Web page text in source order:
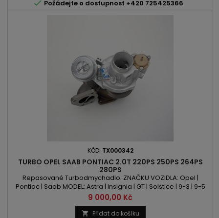
 Požádejte o dostupnost +420 725425366
KÓD: TX000342
TURBO OPEL SAAB PONTIAC 2.0T 220PS 250PS 264PS
280PS
Repasované Turbodmychadlo: ZNAČKU VOZIDLA: Opel |
Pontiac | Saab MODEL: Astra | Insignia | GT | Solstice | 9-3 | 9-5
KÓD MOTORU: L850 | A20NHT | A20NFT | Z20NHH | Z20LNF OBSAH:
1998ccm 2.0 Turbo VÝKON: 220PS/162kW | 250PS/184kW |
264PS/194kW | 280PS/206kW ROK VÝROBY: 2007 -
Cena
9 000,00 Kč
 Přidat do košíku